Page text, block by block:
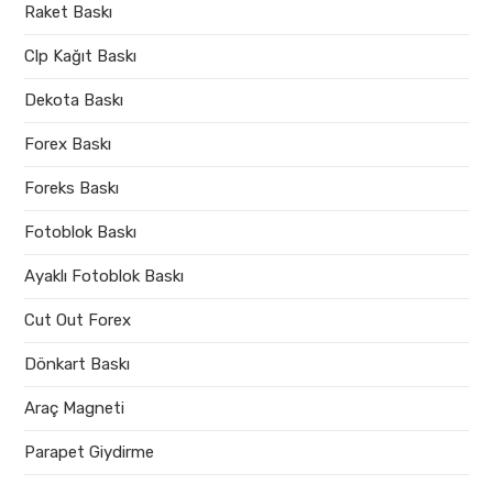
Raket Baskı
Clp Kağıt Baskı
Dekota Baskı
Forex Baskı
Foreks Baskı
Fotoblok Baskı
Ayaklı Fotoblok Baskı
Cut Out Forex
Dönkart Baskı
Araç Magneti
Parapet Giydirme